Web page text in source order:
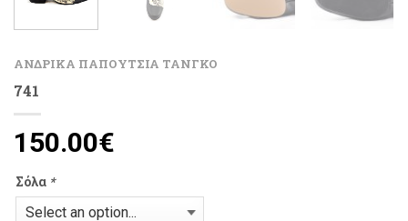
ΑΝΔΡΙΚΑ ΠΑΠΟΥΤΣΙΑ ΤΑΝΓΚΟ
741
150.00€
Σόλα *